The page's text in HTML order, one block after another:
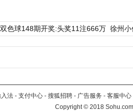
双色球148期开奖:头奖11注666万 徐州
法 - 支付中心 - 搜狐招聘 - 广告服务 - 客服中心
Copyright©2018